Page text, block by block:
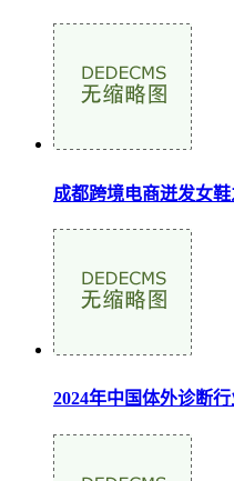
成都跨境电商迸发女鞋
2024年中国体外诊断